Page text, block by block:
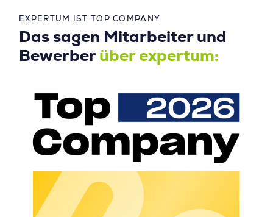
EXPERTUM IST TOP COMPANY
Das sagen Mitarbeiter und
Bewerber über expertum: